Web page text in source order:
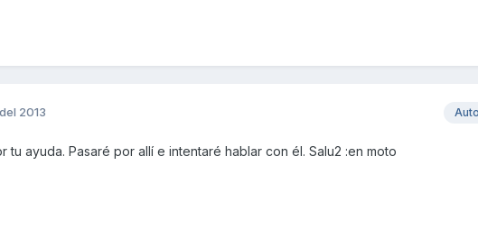
2013
tu ayuda. Pasaré por allí e intentaré hablar con él. Salu2 :en moto